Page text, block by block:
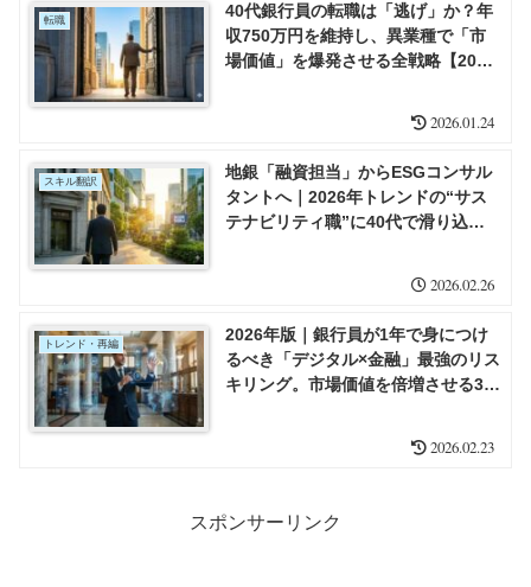
転職
40代銀行員の転職は「逃げ」か？年
収750万円を維持し、異業種で「市
場価値」を爆発させる全戦略【2026
2026.01.24
スキル翻訳
地銀「融資担当」からESGコンサル
タントへ｜2026年トレンドの“サス
テナビリティ職”に40代で滑り込む
2026.02.26
トレンド・再編
2026年版｜銀行員が1年で身につけ
るべき「デジタル×金融」最強のリス
キリング。市場価値を倍増させる3つ
2026.02.23
スポンサーリンク